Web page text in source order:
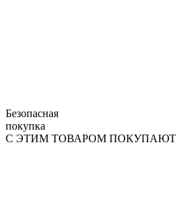
Безопасная
покупка
С ЭТИМ ТОВАРОМ ПОКУПАЮТ